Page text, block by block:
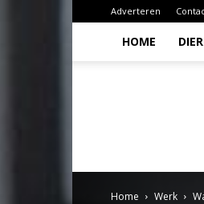
Adverteren
HOME
Home Werk